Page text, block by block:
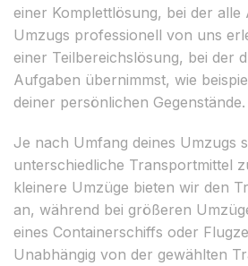
einer Komplettlösung, bei der alle
Umzugs professionell von uns
einer Teilbereichslösung, bei der
Aufgaben übernimmst, wie
deiner persönlichen Gegenstände.
Je nach Umfang deines Umzugs
unterschiedliche Transportmittel
kleinere Umzüge bieten wir den
an, während bei größeren
eines Containerschiffs oder
Unabhängig von der gewählten